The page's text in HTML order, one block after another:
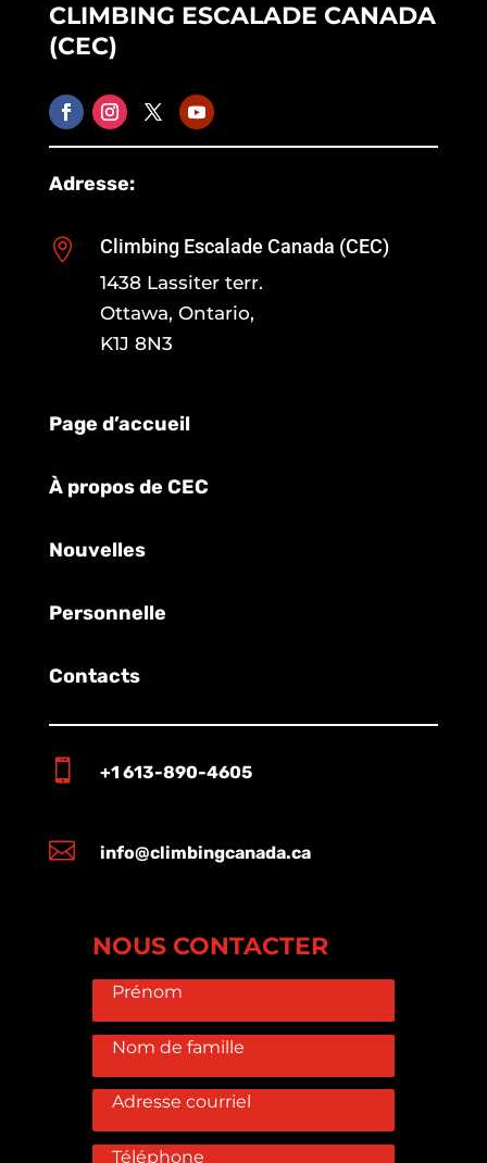
CLIMBING ESCALADE CANADA
(CEC)
Adresse:
 Climbing Escalade Canada (CEC)
1438 Lassiter terr.
Ottawa, Ontario,
K1J 8N3
Page d’accueil
À propos de CEC
Nouvelles
Personnelle
Contacts
 +1 613-890-4605
 info@climbingcanada.ca
NOUS CONTACTER